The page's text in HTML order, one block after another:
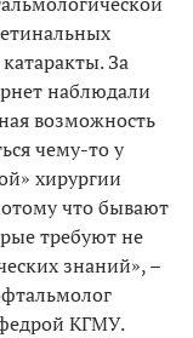
За
наблюдали
возможность
чему-то у
хирургии
что бывают
требуют не
знаний», –
КГМУ.